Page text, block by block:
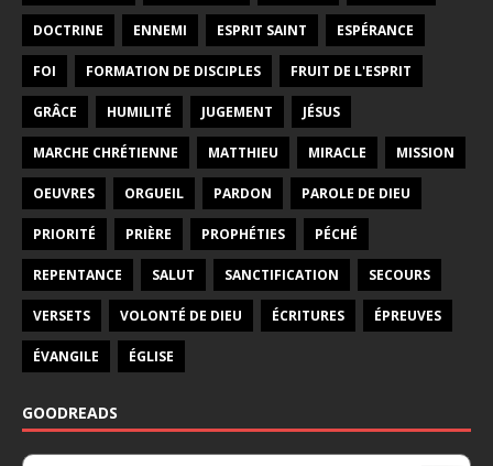
DOCTRINE ENNEMI ESPRIT SAINT ESPÉRANCE
FOI FORMATION DE DISCIPLES FRUIT DE L'ESPRIT
GRÂCE HUMILITÉ JUGEMENT JÉSUS
MARCHE CHRÉTIENNE MATTHIEU MIRACLE MISSION
OEUVRES ORGUEIL PARDON PAROLE DE DIEU
PRIORITÉ PRIÈRE PROPHÉTIES PÉCHÉ
REPENTANCE SALUT SANCTIFICATION SECOURS
VERSETS VOLONTÉ DE DIEU ÉCRITURES ÉPREUVES
ÉVANGILE ÉGLISE
GOODREADS